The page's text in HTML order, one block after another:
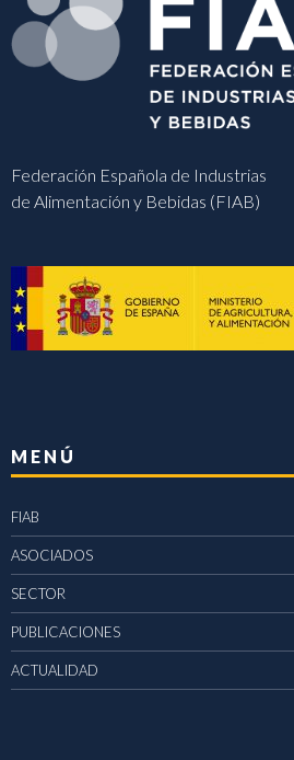
Federación Española de Industrias
de Alimentación y Bebidas (FIAB)
MENÚ
FIAB
ASOCIADOS
SECTOR
PUBLICACIONES
ACTUALIDAD